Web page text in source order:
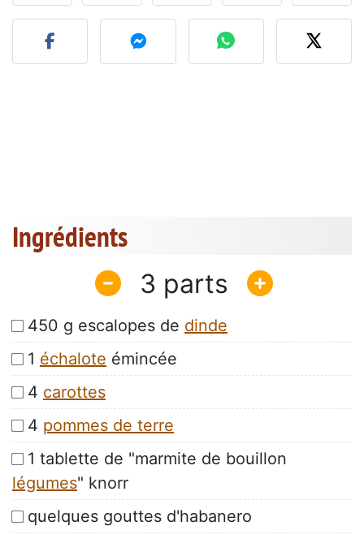
Publier votre photo de
Ingrédients
3
450 g escalopes de dinde
1 échalote émincée
4 carottes
4 pommes de terre
1 tablette de "marmite de bouillon
légumes" knorr
quelques gouttes d'habanero